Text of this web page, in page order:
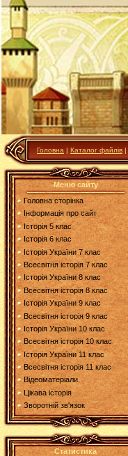
Головна | Каталог файлів |
Меню сайту
Головна сторінка
Інформація про сайт
Історія 5 клас
Історія 6 клас
Історія України 7 клас
Всесвітня історія 7 клас
Історія України 8 клас
Всесвітня історія 8 клас
Історія України 9 клас
Всесвітня історія 9 клас
Історія України 10 клас
Всесвітня історія 10 клас
Історія України 11 клас
Всесвітня історія 11 клас
Відеоматеріали
Цікава історія
Зворотній зв'язок
Статистика